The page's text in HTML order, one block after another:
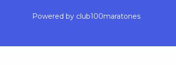
Powered by club100maratones